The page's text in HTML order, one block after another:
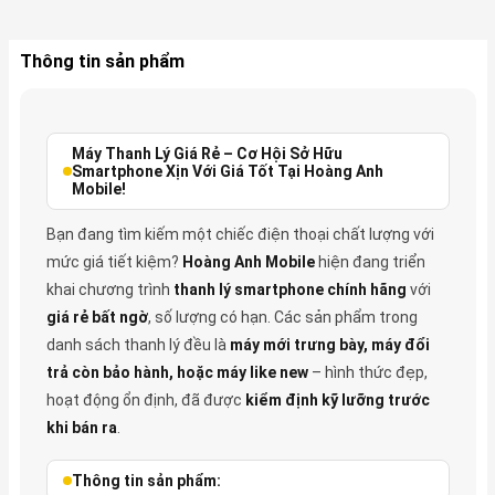
Thông tin sản phẩm
Máy Thanh Lý Giá Rẻ – Cơ Hội Sở Hữu
Smartphone Xịn Với Giá Tốt Tại Hoàng Anh
Mobile!
Bạn đang tìm kiếm một chiếc điện thoại chất lượng với
mức giá tiết kiệm? Hoàng Anh Mobilehiện đang triển
khai chương trình thanh lý smartphone chính hãng với
giá rẻ bất ngờ, số lượng có hạn. Các sản phẩm trong
danh sách thanh lý đều là máy mới trưng bày, máy đổi
trả còn bảo hành, hoặc máy like new– hình thức đẹp,
hoạt động ổn định, đã được kiểm định kỹ lưỡng trước
khi bán ra
Thông tin sản phẩm: